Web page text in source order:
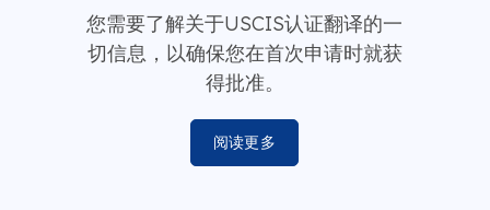
您需要了解关于USCIS认证翻译的一
切信息，以确保您在首次申请时就获
得批准。
阅读更多